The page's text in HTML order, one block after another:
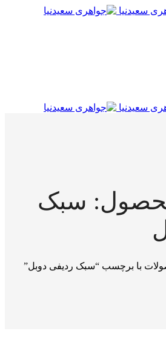
سبک
با برچسب “سبک ردیفی دوبل”